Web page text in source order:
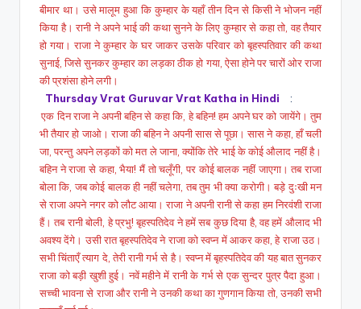
बीमार था। उसे मालूम हुआ कि कुम्हार के यहाँ तीन दिन से किसी ने भोजन नहीं
किया है। रानी ने अपने भाई की कथा सुनने के लिए कुम्हार से कहा तो, वह तैयार
हो गया। राजा ने कुम्हार के घर जाकर उसके परिवार को बृहस्पतिवार की कथा
सुनाई, जिसे सुनकर कुम्हार का लड़का ठीक हो गया, ऐसा होने पर चारों ओर राजा
की प्रशंसा होने लगी।
Thursday Vrat Guruvar Vrat Katha in Hindi
:
एक दिन राजा ने अपनी बहिन से कहा कि, हे बहिन! हम अपने घर को जायेंगे। तुम
भी तैयार हो जाओ। राजा की बहिन ने अपनी सास से पूछा। सास ने कहा, हाँ चली
जा, परन्तु अपने लड़कों को मत ले जाना, क्योंकि तेरे भाई के कोई औलाद नहीं है।
बहिन ने राजा से कहा, भैया! मैं तो चलूँगी, पर कोई बालक नहीं जाएगा। तब राजा
बोला कि, जब कोई बालक ही नहीं चलेगा, तब तुम भी क्या करोगी। बड़े दुःखी मन
से राजा अपने नगर को लौट आया। राजा ने अपनी रानी से कहा हम निरवंशी राजा
हैं। तब रानी बोली, हे प्रभु! बृहस्पतिदेव ने हमें सब कुछ दिया है, वह हमें औलाद भी
अवश्य देंगे। उसी रात बृहस्पतिदेव ने राजा को स्वप्न में आकर कहा, हे राजा उठ।
सभी चिंताएँ त्याग दे, तेरी रानी गर्भ से है। स्वप्न में बृहस्पतिदेव की यह बात सुनकर
राजा को बड़ी खुशी हुई। नवें महीने में रानी के गर्भ से एक सुन्दर पुत्र पैदा हुआ।
सच्ची भावना से राजा और रानी ने उनकी कथा का गुणगान किया तो, उनकी सभी